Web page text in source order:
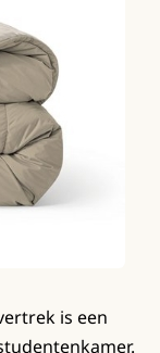
is een